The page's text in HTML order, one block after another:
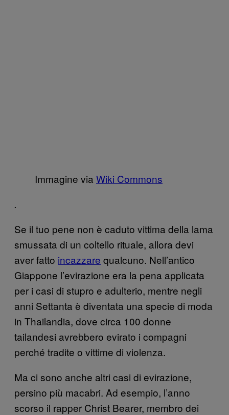
Immagine via Wiki Commons
.
Se il tuo pene non è caduto vittima della lama
smussata di un coltello rituale, allora devi
aver fatto incazzare qualcuno. Nell’antico
Giappone l’evirazione era la pena applicata
per i casi di stupro e adulterio, mentre negli
anni Settanta è diventata una specie di moda
in Thailandia, dove circa 100 donne
tailandesi avrebbero evirato i compagni
perché tradite o vittime di violenza.
Ma ci sono anche altri casi di evirazione,
persino più macabri. Ad esempio, l’anno
scorso il rapper Christ Bearer, membro dei